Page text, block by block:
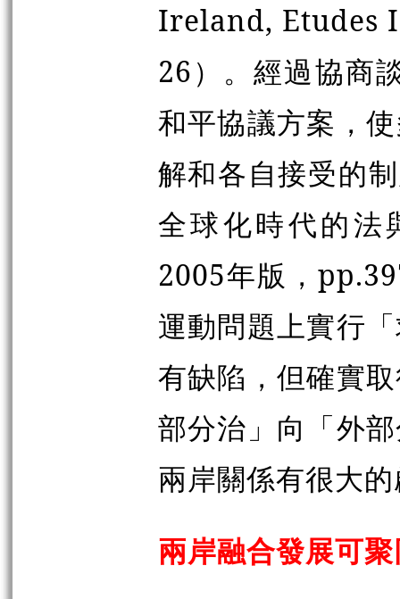
Ireland, Etudes
26） 。經過協商
和平協議方案，
解和各自接受的
全球化時代的法
2005年版，
運動問題上實行
有缺陷，但確實
部分治」向「外
兩岸關係有很大
兩岸融合發展可